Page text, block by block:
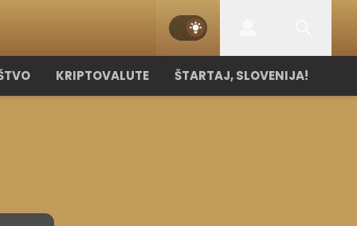
KRIPTOVALUTE ŠTARTAJ, SLOVENIJA!